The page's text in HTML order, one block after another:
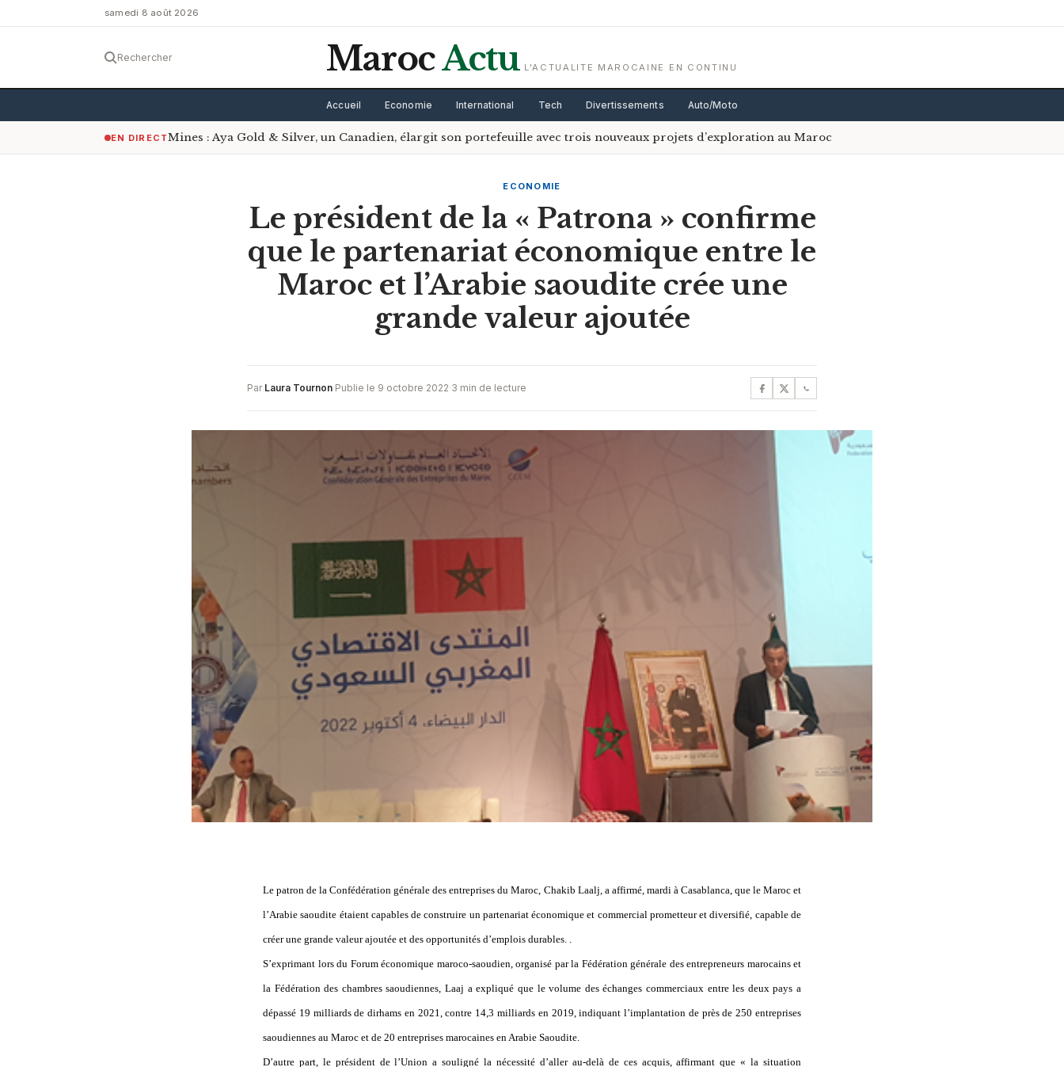
samedi 8 août 2026
Rechercher MarocActu L'ACTUALITE MAROCAINE EN CONTINU
Accueil Economie International Tech Divertissements Auto/Moto
EN DIRECTMines : Aya Gold & Silver, un Canadien, élargit son portefeuille avec trois nouveaux projets d’exploration au Maroc
ECONOMIE
Le président de la « Patrona » confirme
que le partenariat économique entre le
Maroc et l’Arabie saoudite crée une
grande valeur ajoutée
Par Laura Tournon·Publie le 9 octobre 2022·3 min de lecture
Le patron de la Confédération générale des entreprises du Maroc, Chakib Laalj, a affirmé, mardi à Casablanca, que le Maroc et
l’Arabie saoudite étaient capables de construire un partenariat économique et commercial prometteur et diversifié, capable de
créer une grande valeur ajoutée et des opportunités d’emplois durables. .
S’exprimant lors du Forum économique maroco-saoudien, organisé par la Fédération générale des entrepreneurs marocains et
la Fédération des chambres saoudiennes, Laaj a expliqué que le volume des échanges commerciaux entre les deux pays a
dépassé 19 milliards de dirhams en 2021, contre 14,3 milliards en 2019, indiquant l’implantation de près de 250 entreprises
saoudiennes au Maroc et de 20 entreprises marocaines en Arabie Saoudite.
D’autre part, le président de l’Union a souligné la nécessité d’aller au-delà de ces acquis, affirmant que « la situation